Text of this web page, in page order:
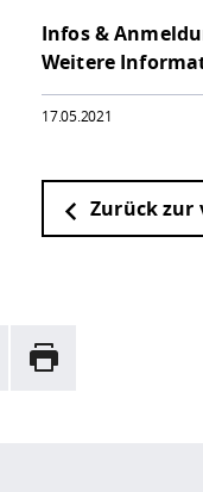
Infos &
Weitere
17.05.2021
Zurück zur
Drucken